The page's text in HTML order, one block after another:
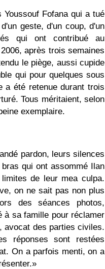
Fofana qui a tué
geste, d'un coup, d'un
qui ont contribué au
après trois semaines
le piège, aussi cupide
qui pour quelques sous
a été retenue durant trois
Tous méritaient, selon
exemplaire.
pardon, leurs silences
qui ont assommé Ilan
de leur mea culpa.
on ne sait pas non plus
des séances photos,
à sa famille pour réclamer
avocat des parties civiles.
réponses sont restées
On a parfois menti, on a